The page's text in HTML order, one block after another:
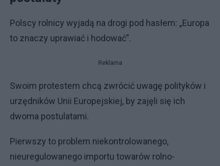
Polscy rolnicy wyjadą na drogi pod hasłem: „Europa
to znaczy uprawiać i hodować”.
Reklama
Swoim protestem chcą zwrócić uwagę polityków i
urzędników Unii Europejskiej, by zajęli się ich
dwoma postulatami.
Pierwszy to problem niekontrolowanego,
nieuregulowanego importu towarów rolno-